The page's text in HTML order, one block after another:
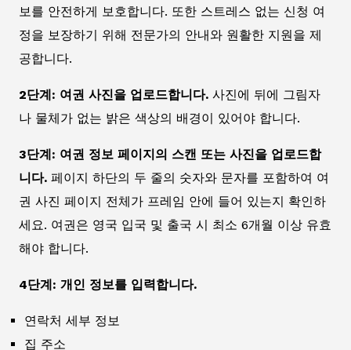
보를 안전하게 보호합니다. 또한 스트레스 없는 신청 여
정을 보장하기 위해 전문가의 안내와 원활한 지원을 제
공합니다.
2단계: 여권 사진을 업로드합니다. 사진에 뒤에 그림자
나 물체가 없는 밝은 색상의 배경이 있어야 합니다.
3단계: 여권 정보 페이지의 스캔 또는 사진을 업로드합
니다. 페이지 하단의 두 줄의 숫자와 문자를 포함하여 여
권 사진 페이지 전체가 프레임 안에 들어 있는지 확인하
세요. 여권은 영국 입국 및 출국 시 최소 6개월 이상 유효
해야 합니다.
4단계: 개인 정보를 입력합니다.
연락처 세부 정보
집 주소